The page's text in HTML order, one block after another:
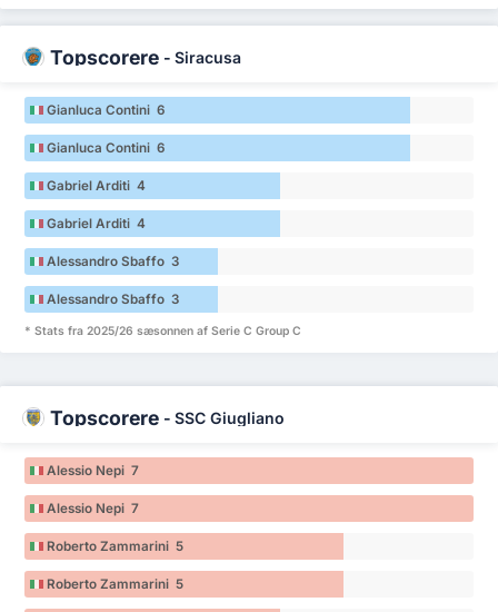
Topscorere - Siracusa
Gianluca Contini 6
Gianluca Contini 6
Gabriel Arditi 4
Gabriel Arditi 4
Alessandro Sbaffo 3
Alessandro Sbaffo 3
* Stats fra 2025/26 sæsonnen af Serie C Group C
Topscorere - SSC Giugliano
Alessio Nepi 7
Alessio Nepi 7
Roberto Zammarini 5
Roberto Zammarini 5